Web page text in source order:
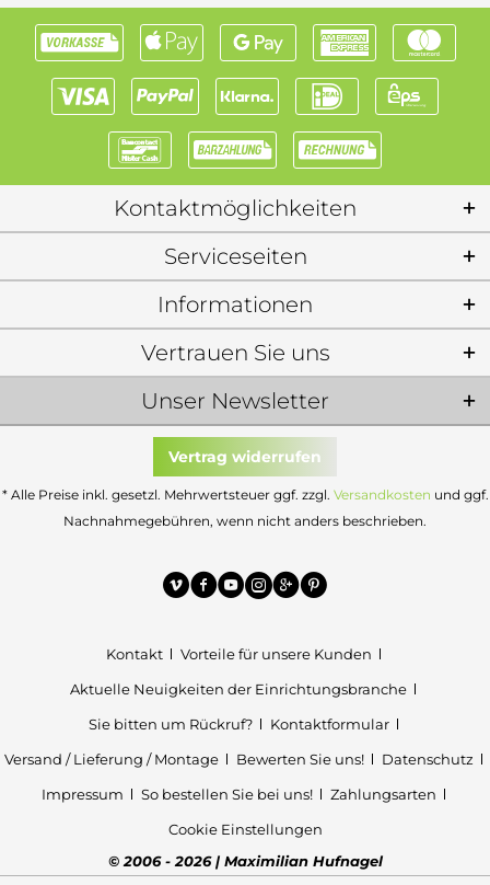
Kontaktmöglichkeiten
Serviceseiten
Informationen
Unser Newsletter
Vertrauen Sie uns
Vertrag widerrufen
* Alle Preise inkl. gesetzl. Mehrwertsteuer ggf. zzgl. Versandkosten und ggf.
Nachnahmegebühren, wenn nicht anders beschrieben.
Kontakt
Vorteile für unsere Kunden
Aktuelle Neuigkeiten der Einrichtungsbranche
Sie bitten um Rückruf?
Kontaktformular
Versand / Lieferung / Montage
Bewerten Sie uns!
Datenschutz
Impressum
So bestellen Sie bei uns!
Zahlungsarten
Cookie Einstellungen
© 2006 - 2026 | Maximilian Hufnagel